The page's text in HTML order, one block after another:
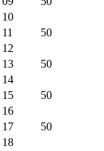
10
11
50
12
13
50
14
15
50
16
17
50
18